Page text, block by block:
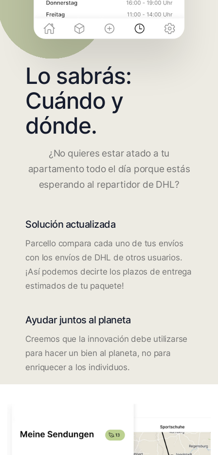
Lo sabrás:
Cuándo y
dónde.
¿No quieres estar atado a tu
apartamento todo el día porque estás
esperando al repartidor de DHL?
Solución actualizada
Parcello compara cada uno de tus envíos
con los envíos de DHL de otros usuarios.
¡Así podemos decirte los plazos de entrega
estimados de tu paquete!
Ayudar juntos al planeta
Creemos que la innovación debe utilizarse
para hacer un bien al planeta, no para
enriquecer a los individuos.